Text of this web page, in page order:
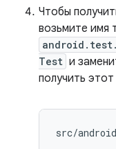
Чтобы
возьмите имя
Test и
получить этот